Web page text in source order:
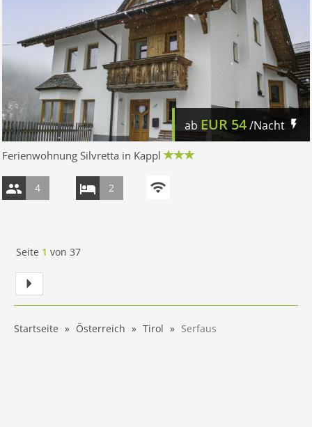
ab EUR 54/Nacht
Ferienwohnung Silvretta in Kappl
4 2
Seite 1 von 37
Startseite Österreich Tirol Serfaus